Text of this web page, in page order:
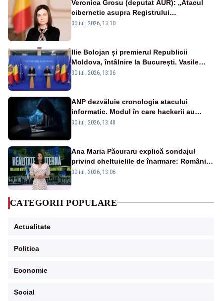
Veronica Grosu (deputat AUR): „Atacul
cibernetic asupra Registrului
Proprietăților transmite un semnal de
30 iul. 2026, 13:10
Ilie Bolojan și premierul Republicii
Moldova, întâlnire la București. Vasile
Tofan, primit cu onoruri militare
30 iul. 2026, 13:36
ANP dezvăluie cronologia atacului
informatic. Modul în care hackerii au
pătruns în rețea rămâne necunoscut
30 iul. 2026, 13:48
Ana Maria Păcuraru explică sondajul
privind cheltuielile de înarmare: Românii
cer transparență în achiziții și un echilibru
30 iul. 2026, 13:06
CATEGORII POPULARE
Actualitate
Politica
Economie
Social